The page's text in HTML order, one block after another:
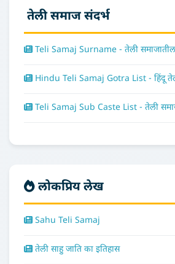
तेली समाज संदर्भ
Teli Samaj Surname - तेली
Hindu Teli Samaj Gotra List - हिंदू
Teli Samaj Sub Caste List - तेली
लोकप्रिय लेख
Sahu Teli Samaj
तेली साहु जाति का इतिहास